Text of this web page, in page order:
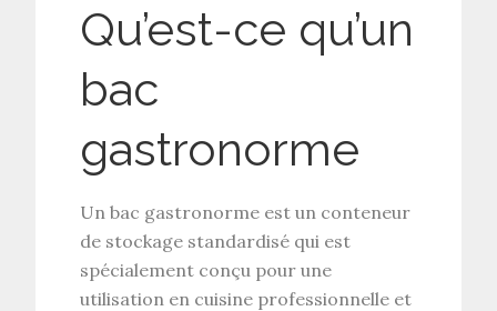
Qu’est-ce qu’un
bac
gastronorme
Un bac gastronorme est un conteneur
de stockage standardisé qui est
spécialement conçu pour une
utilisation en cuisine professionnelle et